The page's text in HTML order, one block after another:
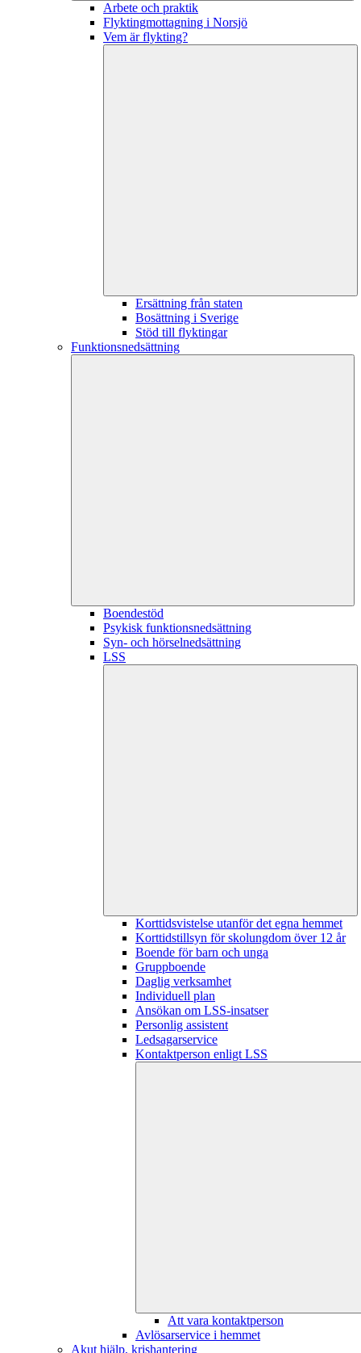
Arbete och praktik
Flyktingmottagning i Norsjö
Vem är flykting?
Ersättning från staten
Bosättning i Sverige
Stöd till flyktingar
Funktionsnedsättning
Boendestöd
Psykisk funktionsnedsättning
Syn- och hörselnedsättning
LSS
Korttidsvistelse utanför det egna hemmet
Korttidstillsyn för skolungdom över 12 år
Boende för barn och unga
Gruppboende
Daglig verksamhet
Individuell plan
Ansökan om LSS-insatser
Personlig assistent
Ledsagarservice
Kontaktperson enligt LSS
Att vara kontaktperson
Avlösarservice i hemmet
Akut hjälp, krishantering